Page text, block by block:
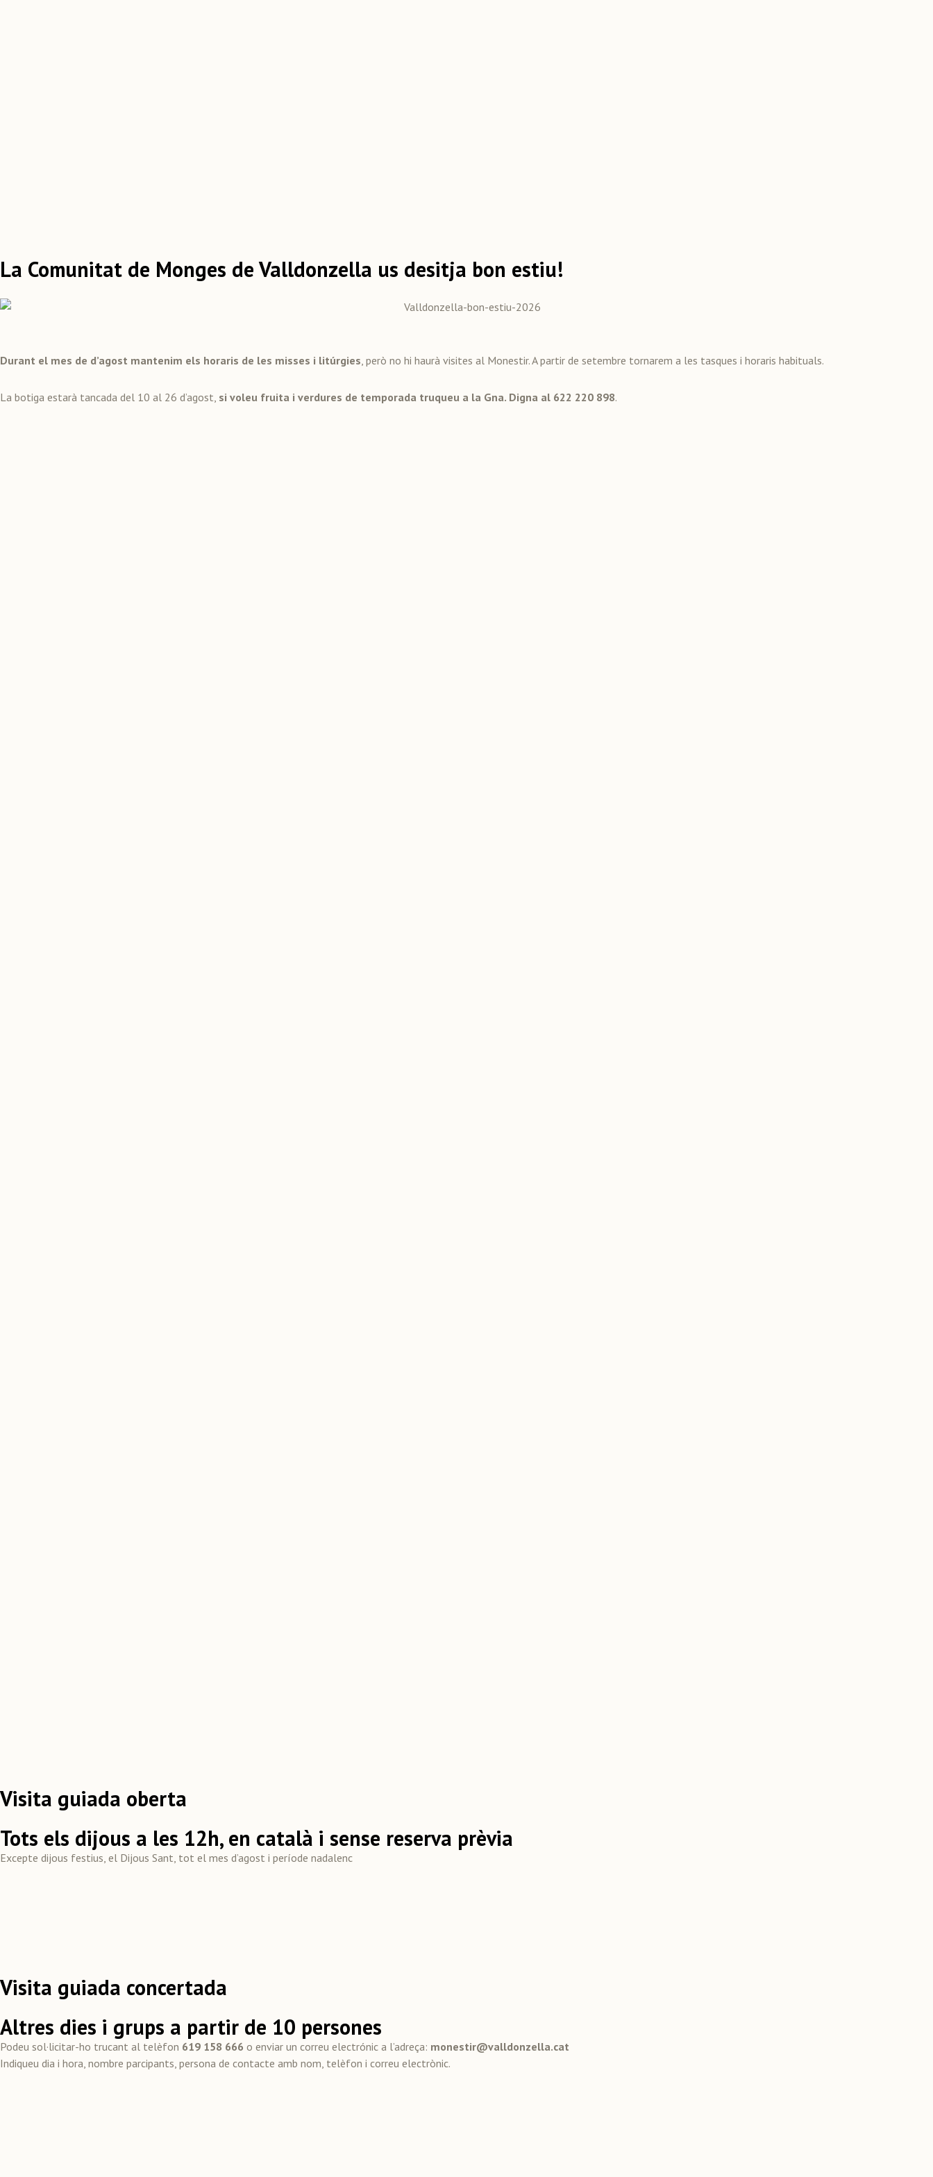
La Comunitat de Monges de Valldonzella us desitja bon estiu!
Durant el mes de d’agost mantenim els horaris de les misses i litúrgies , però no hi haurà visites al Monestir. A partir de setembre tornarem a les tasques i horaris habituals.
La botiga estarà tancada del 10 al 26 d’agost, si voleu fruita i verdures de temporada truqueu a la Gna. Digna al 622 220 898.
Visita guiada oberta
Tots els dijous a les 12h, en català i sense reserva prèvia
Excepte dijous festius, el Dijous Sant, tot el mes d’agost i període nadalenc
Visita guiada concertada
Altres dies i grups a partir de 10 persones
Podeu sol·licitar-ho trucant al telèfon 619 158 666 o enviar un correu electrónic a l’adreça: monestir@valldonzella.cat
Indiqueu dia i hora, nombre parcipants, persona de contacte amb nom, telèfon i correu electrònic.